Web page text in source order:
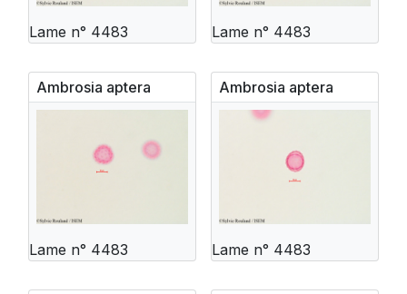
Lame n° 4483 Lame n° 4483
Ambrosia aptera
Lame n° 4483
Ambrosia aptera
Lame n° 4483